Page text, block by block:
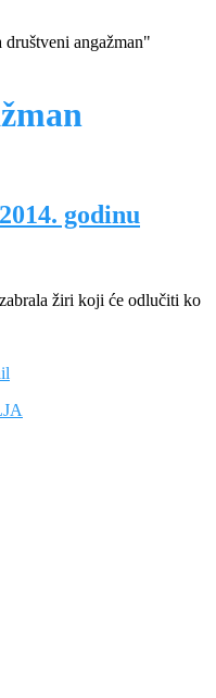
društveni angažman"
godinu
žiri koji će odlučiti ko